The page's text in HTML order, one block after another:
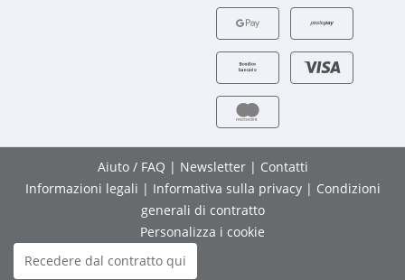
Aiuto / FAQ | Newsletter | Contatti
Informazioni legali | Informativa sulla privacy | Condizioni
generali di contratto
Personalizza i cookie
Recedere dal contratto qui